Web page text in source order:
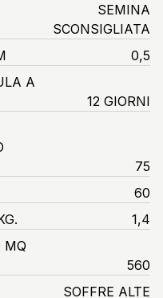
SEMINA
SCONSIGLIATA
0,5
A
12 GIORNI
75
60
1,4
MQ
560
SOFFRE ALTE